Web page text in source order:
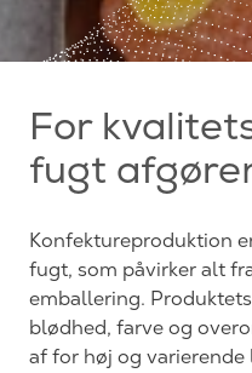
For
fugt
Konfektureproduktion
fugt, som påvirker alt
emballering.
blødhed, farve og
af for høj og